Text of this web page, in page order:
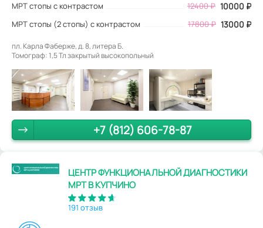
МРТ стопы с контрастом 12400₽ 10000 ₽
МРТ стопы (2 стопы) с контрастом 17800 ₽ 13000 ₽
пл. Карла Фаберже, д. 8, литера Б.
Томограф: 1,5 Тл закрытый высокопольный
+7 (812) 606-78-87
ЦЕНТР ФУНКЦИОНАЛЬНОЙ ДИАГНОСТИКИ
МРТ В КУПЧИНО
191 отзыв